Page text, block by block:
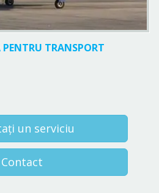
TRANSPORT
un serviciu
Contact